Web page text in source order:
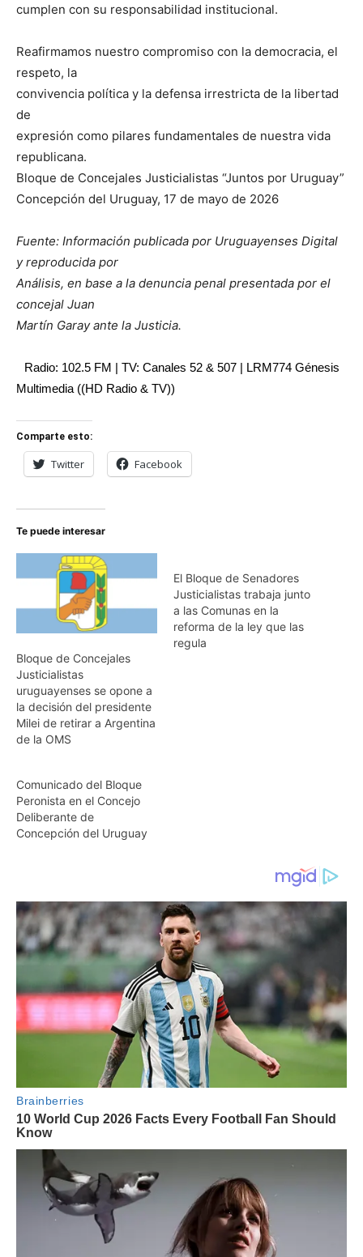
cumplen con su responsabilidad institucional.
Reafirmamos nuestro compromiso con la democracia, el
respeto, la
convivencia política y la defensa irrestricta de la libertad
de
expresión como pilares fundamentales de nuestra vida
republicana.
Bloque de Concejales Justicialistas “Juntos por Uruguay”
Concepción del Uruguay, 17 de mayo de 2026
Fuente: Información publicada por Uruguayenses Digital
y reproducida por
Análisis, en base a la denuncia penal presentada por el
concejal Juan
Martín Garay ante la Justicia.
Radio: 102.5 FM | TV: Canales 52 & 507 | LRM774 Génesis
Multimedia ((HD Radio & TV))
Comparte esto:
Twitter Facebook
Te puede interesar
Bloque de Concejales
Justicialistas
uruguayenses se opone a
la decisión del presidente
Milei de retirar a Argentina
de la OMS
El Bloque de Senadores
Justicialistas trabaja junto
a las Comunas en la
reforma de la ley que las
regula
Comunicado del Bloque
Peronista en el Concejo
Deliberante de
Concepción del Uruguay